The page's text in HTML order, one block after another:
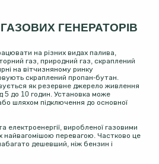
ГЕНЕРАТОРІВ
на різних видах палива,
газ, природний газ, скраплений
на вітчизняному ринку
скраплений пропан-бутан.
як резервне джерело живлення
5 до 10 годин. Установка може
шляхом підключення до основної
електроенергії, виробленої газовими
найвагомішою перевагою. Частково це
дешевший, ніж бензин і